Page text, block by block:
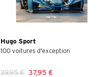
Hugo Sport
100 voitures d'exception
39,95 € 37,95 €